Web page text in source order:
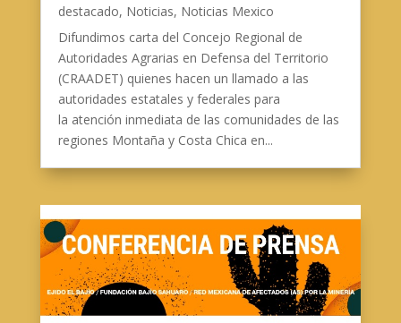
destacado, Noticias, Noticias Mexico
Difundimos carta del Concejo Regional de
Autoridades Agrarias en Defensa del Territorio
(CRAADET) quienes hacen un llamado a las
autoridades estatales y federales para
la atención inmediata de las comunidades de las
regiones Montaña y Costa Chica en...